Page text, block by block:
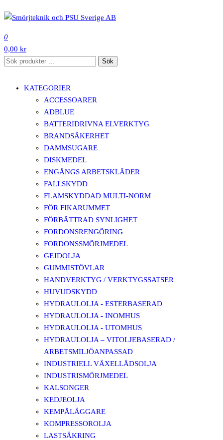
till
innehåll
0
0,00 kr
Sök
Sök
KATEGORIER
ACCESSOARER
ADBLUE
BATTERIDRIVNA ELVERKTYG
BRANDSÄKERHET
DAMMSUGARE
DISKMEDEL
ENGÅNGS ARBETSKLÄDER
FALLSKYDD
FLAMSKYDDAD MULTI-NORM
FÖR FIKARUMMET
FÖRBÄTTRAD SYNLIGHET
FORDONSRENGÖRING
FORDONSSMÖRJMEDEL
GEJDOLJA
GUMMISTÖVLAR
HANDVERKTYG / VERKTYGSSATSER
HUVUDSKYDD
HYDRAULOLJA - ESTERBASERAD
HYDRAULOLJA - INOMHUS
HYDRAULOLJA - UTOMHUS
HYDRAULOLJA – VITOLJEBASERAD /
ARBETSMILJÖANPASSAD
INDUSTRIELL VÄXELLÅDSOLJA
INDUSTRISMÖRJMEDEL
KALSONGER
KEDJEOLJA
KEMPÅLÄGGARE
KOMPRESSOROLJA
LASTSÄKRING